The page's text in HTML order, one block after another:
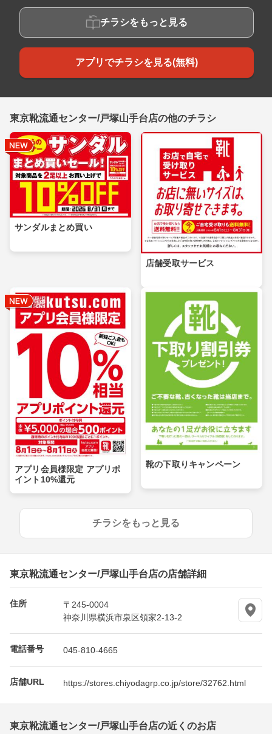
チラシをもっと見る
アプリでチラシを見る(無料)
東京靴流通センター/戸塚山手台店の他のチラシ
サンダルまとめ買い
店舗受取サービス
アプリ会員様限定 アプリポ
イント10%還元
靴の下取りキャンペーン
チラシをもっと見る
東京靴流通センター/戸塚山手台店の店舗詳細
住所
〒245-0004
神奈川県横浜市泉区領家2-13-2
電話番号 045-810-4665
店舗URL https://stores.chiyodagrp.co.jp/store/32762.html
東京靴流通センター/戸塚山手台店の近くのお店